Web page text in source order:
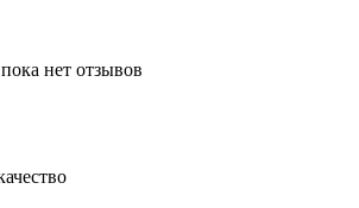
нет отзывов